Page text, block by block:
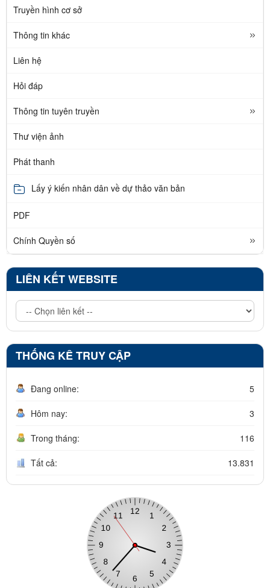
Truyền hình cơ sở
Thông tin khác
Liên hệ
Hỏi đáp
Thông tin tuyên truyền
Thư viện ảnh
Phát thanh
Lấy ý kiến nhân dân về dự thảo văn bản
PDF
Chính Quyền số
LIÊN KẾT WEBSITE
THỐNG KÊ TRUY CẬP
Đang online: 5
Hôm nay: 3
Trong tháng: 116
Tất cả: 13.831